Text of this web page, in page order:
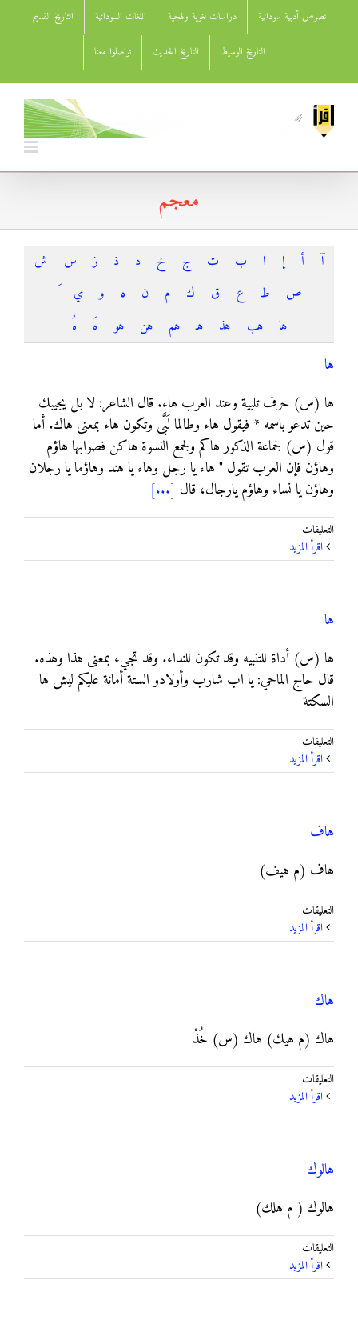
نصوص أدبية سودانية دراسات لغوية ولهجية اللغات السودانية التاريخ القديم
التاريخ الوسيط التاريخ الحديث تواصلوا معنا
معجم
آ أ إ ا ب ت ج خ د ذ ز س
ش
ص
ط ع ق ك م ن ه و
ي
ها
هب هذ هـ هم هن هو هَ هُ
ها
ها (س) حرف تلبية وعند العرب هاء. قال الشاعر: لا بل يجيبك
حين تدعو باسمه * فيقول هاء وطالما لَبَّى وتكون هاء بمعنى هاك. أما
قول (س) لجماعة الذكور هاكم ولجمع النسوة هاكن فصوابها هاؤم
وهاؤن فإن العرب تقول " هاء يا رجل وهاء يا هند وهاؤما يا رجلان
وهاؤن يا نساء وهاؤم يارجال، قال [...]
التعليقات
ها
مغلقة
ها
ها (س) أداة للتنبيه وقد تكون للنداء. وقد تجيء بمعنى هذا وهذه.
قال حاج الماحي: يا اب شارب وأولادو الستة أمانة عليكم ليش ها
السكتة
التعليقات
ها
مغلقة
هاف
هاف (م هيف)
التعليقات
هاف
مغلقة
هاك
هاك (م هيك) هاك (س) خُذْ
التعليقات
هاك
مغلقة
هالوك
هالوك ( م هلك)
التعليقات
هالوك
مغلقة